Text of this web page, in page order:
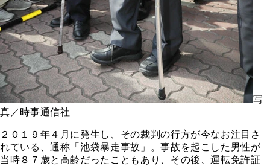
写
真／時事通信社
２０１９年４月に発生し、その裁判の行方が今なお注目さ
れている、通称「池袋暴走事故」。事故を起こした男性が
当時８７歳と高齢だったこともあり、その後、運転免許証